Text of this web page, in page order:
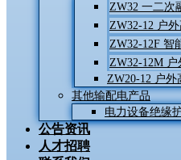
ZW32 一二次
ZW32-12 户
ZW32-12F 智
ZW32-12M
ZW20-12 户
其他输配电产品
电力设备绝缘
公告资讯
人才招聘